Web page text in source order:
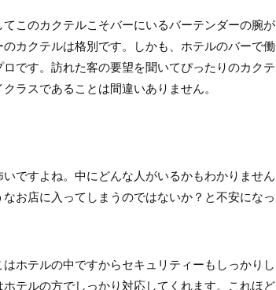
このカクテルこそバーにいるバーテンダーの腕が
カクテルは格別です。しかも、ホテルのバーで働
です。訪れた客の要望を聞いてぴったりのカクテ
ラスであることは間違いありません。
ですよね。中にどんな人がいるかもわかりません
お店に入ってしまうのではないか？と不安になっ
ホテルの中ですからセキュリティーもしっかりし
テルの方でしっかり対応してくれます。これほど